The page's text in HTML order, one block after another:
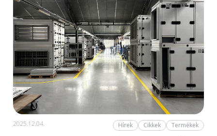
2025.12.04. Hírek Cikkek Termékek